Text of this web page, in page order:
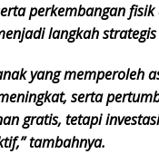
perkembangan
langkah
yang memperoleh
serta
gratis, tetapi
tambahnya.